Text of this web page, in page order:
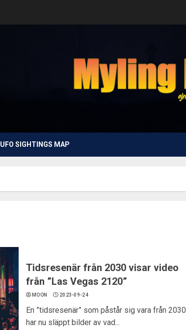
UFO SIGHTINGS MAP
Tidsresenär från 2030 visar video
från ”Las Vegas 2120”
MOON 2023-09-24
En ”tidsresenär” som påstår sig vara från 2030
har nu släppt bilder av vad...